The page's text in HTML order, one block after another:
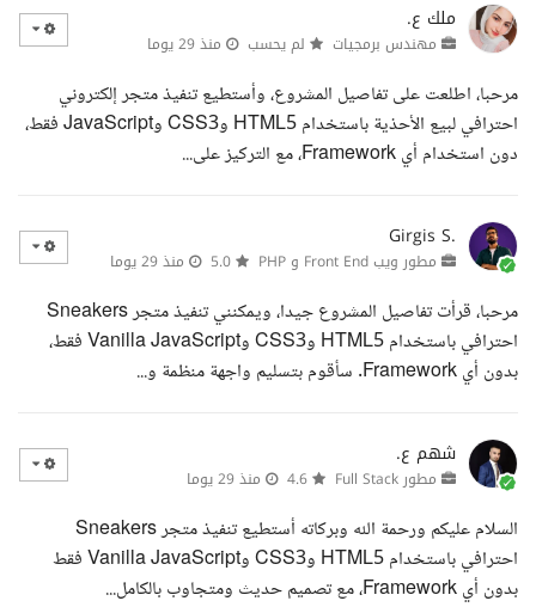
ملك ع.
مهندس برمجيات لم يحسب منذ 29 يوما
مرحبا، اطلعت على تفاصيل المشروع، وأستطيع تنفيذ متجر إلكتروني
احترافي لبيع الأحذية باستخدام HTML5 وCSS3 وJavaScript فقط،
دون استخدام أي Framework، مع التركيز على...
Girgis S.
مطور ويب Front End و PHP منذ 29 يوما
مرحبا، قرأت تفاصيل المشروع جيدا، ويمكنني تنفيذ متجر Sneakers
احترافي باستخدام HTML5 وCSS3 وVanilla JavaScript فقط،
بدون أي Framework. سأقوم بتسليم واجهة منظمة و...
شهم ع.
مطور Full Stack منذ 29 يوما
السلام عليكم ورحمة الله وبركاته أستطيع تنفيذ متجر Sneakers
احترافي باستخدام HTML5 وCSS3 وVanilla JavaScript فقط
بدون أي Framework، مع تصميم حديث ومتجاوب بالكامل...